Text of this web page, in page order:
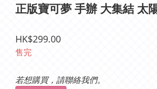
正版寶可夢 手辦 大集結 太
HK$299.00
售完
若想購買，請聯絡我們。